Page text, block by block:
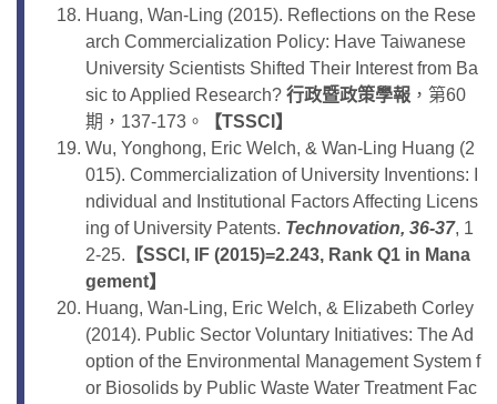
Huang, Wan-Ling (2015). Reflections on the Rese
arch Commercialization Policy: Have Taiwanese
University Scientists Shifted Their Interest from Ba
sic to Applied Research? 行政暨政策學報 ，第60
期，137-173。
【TSSCI 】
Wu, Yonghong, Eric Welch, & Wan-Ling Huang (2
015). Commercialization of University Inventions: I
ndividual and Institutional Factors Affecting Licens
ing of University Patents. Technovation, 36-37, 1
2-25. 【SSCI, IF (2015)=2.243, Rank Q1 in Mana
gement】
Huang, Wan-Ling, Eric Welch, & Elizabeth Corley
(2014). Public Sector Voluntary Initiatives: The Ad
option of the Environmental Management System f
or Biosolids by Public Waste Water Treatment Fac